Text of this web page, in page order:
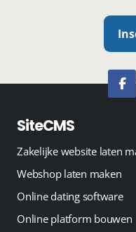
SiteCMS
Zakelijke website laten
Webshop laten maken
Online dating software
Online platform bouwen